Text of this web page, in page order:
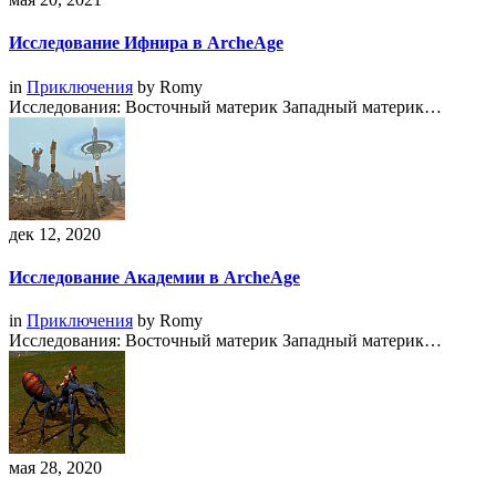
Исследование Ифнира в ArcheAge
in Приключения by Romy
Исследования: Восточный материк Западный материк…
дек 12, 2020
Исследование Академии в ArcheAge
in Приключения by Romy
Исследования: Восточный материк Западный материк…
мая 28, 2020